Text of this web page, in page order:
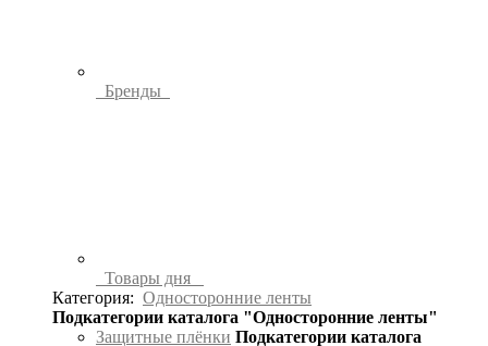
Бренды
Товары дня
Категория: Односторонние ленты
Подкатегории каталога "Односторонние ленты"
Защитные плёнки Подкатегории каталога